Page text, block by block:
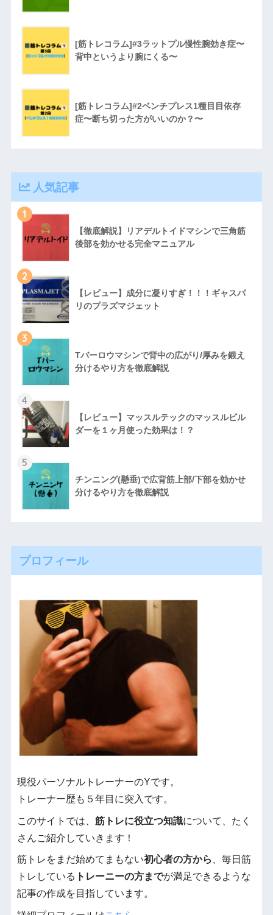
[筋トレコラム]#3ラットプル慢性腕効き症〜
背中というより腕にくる〜
[筋トレコラム]#2ベンチプレス1種目目依存
症〜断ち切った方がいいのか？〜
人気記事
1
【徹底解説】リアデルトイドマシンで三角筋
後部を効かせる完全マニュアル
2
【レビュー】成分に凝りすぎ！！！ギャスパ
リのプラズマジェット
3
Tバーロウマシンで背中の広がり/厚みを鍛え
分けるやり方を徹底解説
4
【レビュー】マッスルテックのマッスルビル
ダーを１ヶ月使った効果は！？
5
チンニング(懸垂)で広背筋上部/下部を効かせ
分けるやり方を徹底解説
プロフィール
現役パーソナルトレーナーのYです。
トレーナー歴も５年目に突入です。
このサイトでは、 筋トレに役立つ知識について、たく
さんご紹介していきます！
筋トレをまだ始めてまもない初心者の方から 、毎日筋
トレしている トレーニーの方までが満足できるような
記事の作成を目指しています。